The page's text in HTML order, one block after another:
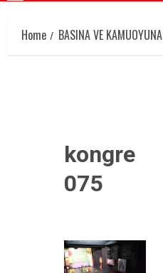
Home
BASINA VE KAMUOYUNA
kongre
075